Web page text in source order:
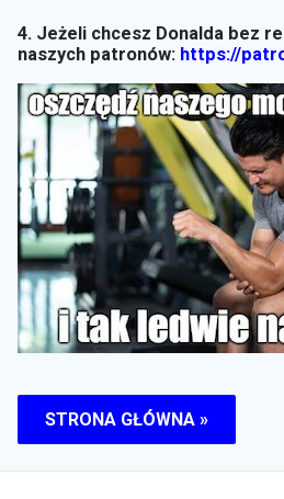
4. Jeżeli chcesz Donalda bez
naszych patronów: https://
STRONA GŁÓWNA »